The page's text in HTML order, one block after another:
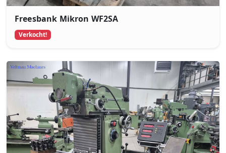
Freesbank Mikron WF2SA
Verkocht!